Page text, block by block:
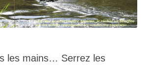
les mains… Serrez les